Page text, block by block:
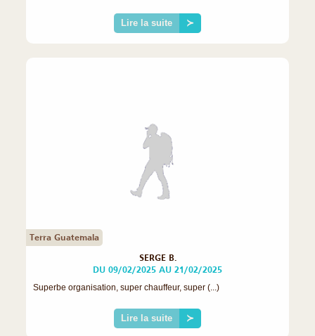
Lire la suite ≻
Terra Guatemala
SERGE B.
DU 09/02/2025 AU 21/02/2025
Superbe organisation, super chauffeur, super (...)
Lire la suite ≻